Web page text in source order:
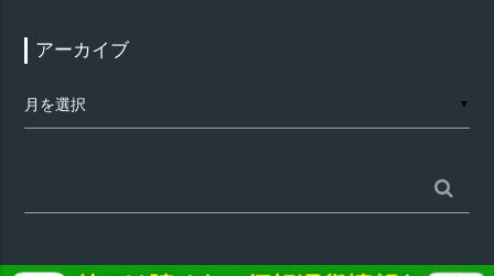
アーカイブ
ー
▼
索: